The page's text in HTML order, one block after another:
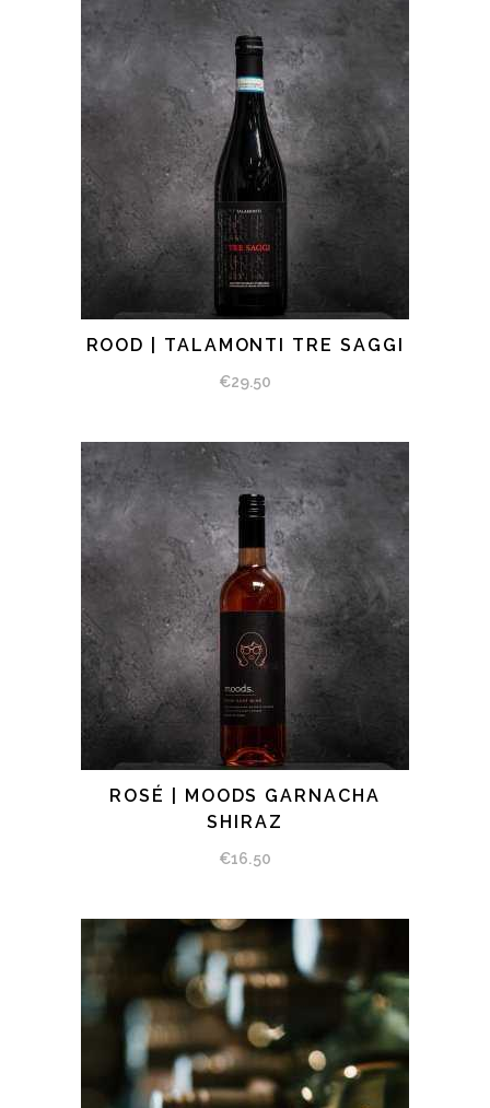
ROOD | TALAMONTI TRE SAGGI
€29.50
BEKIJK PRODUCT
ROSÉ | MOODS GARNACHA
SHIRAZ
€16.50